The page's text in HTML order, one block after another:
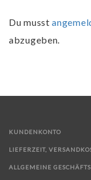
Du musst
abzugeben.
KUNDENKONTO
LIEFERZEIT,
ALLGEMEINE